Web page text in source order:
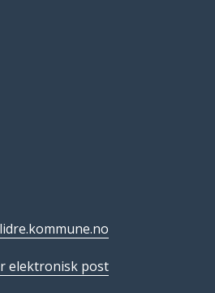
elektronisk post